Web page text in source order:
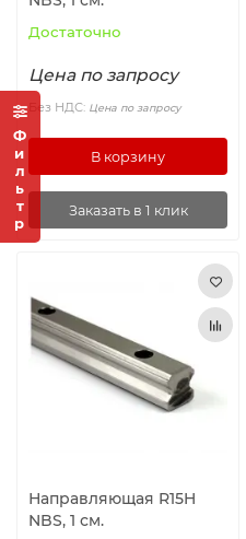
Фильтр
Достаточно
Цена по запросу
Без НДС: Цена по запросу
В корзину
Заказать в 1 клик
Направляющая R15H
NBS, 1 см.